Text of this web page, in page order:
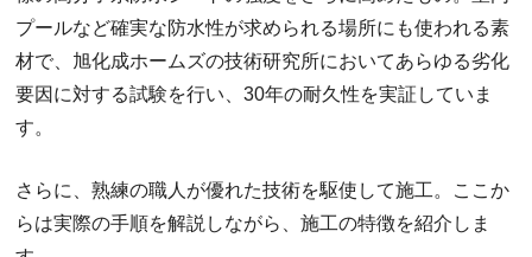
プールなど確実な防水性が求められる場所にも使われる素
材で、旭化成ホームズの技術研究所においてあらゆる劣化
要因に対する試験を行い、30年の耐久性を実証していま
す。
さらに、熟練の職人が優れた技術を駆使して施工。ここか
らは実際の手順を解説しながら、施工の特徴を紹介しま